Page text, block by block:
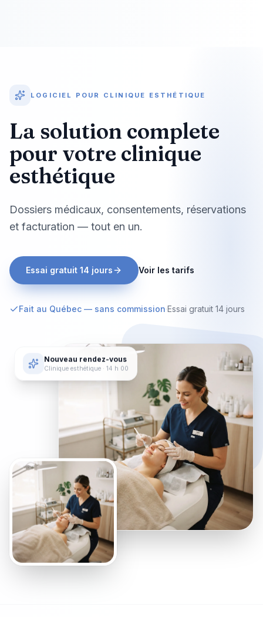
LOGICIEL POUR CLINIQUE ESTHÉTIQUE
La solution complete
pour votre clinique
esthétique
Dossiers médicaux, consentements, réservations
et facturation — tout en un.
Essai gratuit 14 jours Voir les tarifs
Fait au Québec — sans commission·Essai gratuit 14 jours
Nouveau rendez-vous
Clinique esthétique · 14 h 00